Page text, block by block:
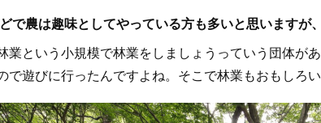
で農は趣味としてやっている方も多いと思いますが
業という小規模で林業をしましょうっていう団体が
で遊びに行ったんですよね。そこで林業もおもしろ